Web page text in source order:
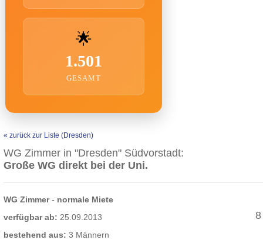
🌟
1.501
GESAMT
« zurück zur Liste (Dresden)
WG Zimmer in "Dresden" Südvorstadt:
Große WG direkt bei der Uni.
WG Zimmer- normale Miete
verfügbar ab: 25.09.2013
bestehend aus: 3 Männern